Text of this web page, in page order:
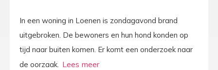
In een woning in Loenen is zondagavond brand
uitgebroken. De bewoners en hun hond konden op
tijd naar buiten komen. Er komt een onderzoek naar
de oorzaak.